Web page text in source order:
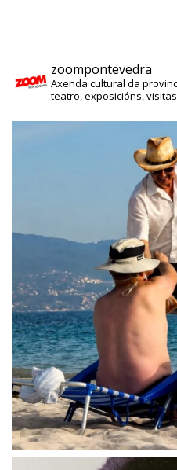
zoompontevedra
Axenda cultural da
teatro, exposicións,